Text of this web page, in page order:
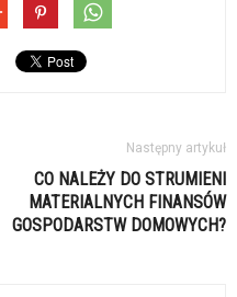
Następny artykuł
CO NALEŻY DO STRUMIENI
MATERIALNYCH FINANSÓW
GOSPODARSTW DOMOWYCH?